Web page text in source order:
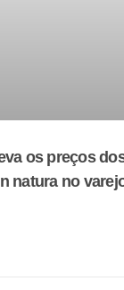
os preços
natura no